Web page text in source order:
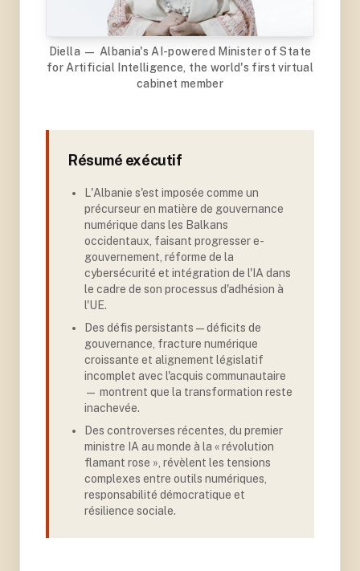
Diella — Albania's AI-powered Minister of State
for Artificial Intelligence, the world's first virtual
cabinet member
Résumé exécutif
L'Albanie s'est imposée comme un
précurseur en matière de gouvernance
numérique dans les Balkans
occidentaux, faisant progresser e-
gouvernement, réforme de la
cybersécurité et intégration de l'IA dans
le cadre de son processus d'adhésion à
l'UE.
Des défis persistants — déficits de
gouvernance, fracture numérique
croissante et alignement législatif
incomplet avec l'acquis communautaire
— montrent que la transformation reste
inachevée.
Des controverses récentes, du premier
ministre IA au monde à la « révolution
flamant rose », révèlent les tensions
complexes entre outils numériques,
responsabilité démocratique et
résilience sociale.